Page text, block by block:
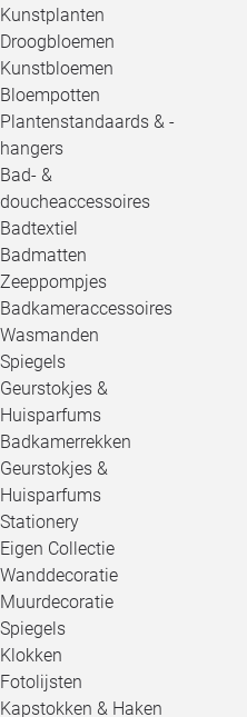
Kunstplanten
Droogbloemen
Kunstbloemen
Bloempotten
Plantenstandaards & -
hangers
Bad- &
doucheaccessoires
Badtextiel
Badmatten
Zeeppompjes
Badkameraccessoires
Wasmanden
Spiegels
Geurstokjes &
Huisparfums
Badkamerrekken
Geurstokjes &
Huisparfums
Stationery
Eigen Collectie
Wanddecoratie
Muurdecoratie
Spiegels
Klokken
Fotolijsten
Kapstokken & Haken